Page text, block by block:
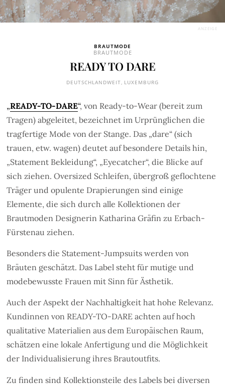
ANZEIGE
BRAUTMODE
BRAUTMODE
READY TO DARE
DEUTSCHLANDWEIT LUXEMBURG
„READY-TO-DARE“, von Ready-to-Wear (bereit zum
Tragen) abgeleitet, bezeichnet im Urprünglichen die
tragfertige Mode von der Stange. Das „dare“ (sich
trauen, etw. wagen) deutet auf besondere Details hin,
„Statement Bekleidung“, „Eyecatcher“, die Blicke auf
sich ziehen. Oversized Schleifen, übergroß geflochtene
Träger und opulente Drapierungen sind einige
Elemente, die sich durch alle Kollektionen der
Brautmoden Designerin Katharina Gräfin zu Erbach-
Fürstenau ziehen.
Besonders die Statement-Jumpsuits werden von
Bräuten geschätzt. Das Label steht für mutige und
modebewusste Frauen mit Sinn für Ästhetik.
Auch der Aspekt der Nachhaltigkeit hat hohe Relevanz.
Kundinnen von READY-TO-DARE achten auf hoch
qualitative Materialien aus dem Europäischen Raum,
schätzen eine lokale Anfertigung und die Möglichkeit
der Individualisierung ihres Brautoutfits.
Zu finden sind Kollektionsteile des Labels bei diversen